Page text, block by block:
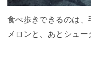
食べ歩きできるのは、
メロンと、あとシュー